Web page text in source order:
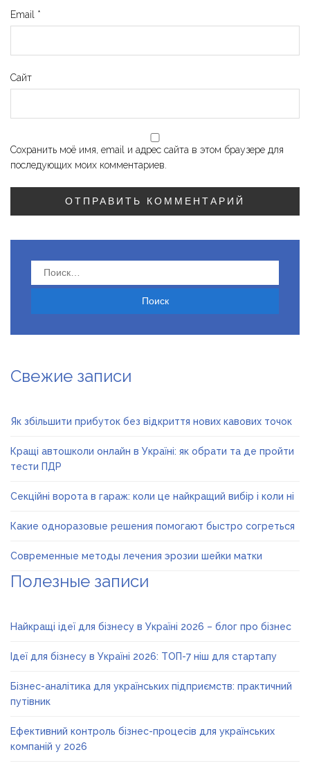
Email *
Сайт
Сохранить моё имя, email и адрес сайта в этом браузере для
последующих моих комментариев.
Найти:
Свежие записи
Як збільшити прибуток без відкриття нових кавових точок
Кращі автошколи онлайн в Україні: як обрати та де пройти
тести ПДР
Секційні ворота в гараж: коли це найкращий вибір і коли ні
Какие одноразовые решения помогают быстро согреться
Современные методы лечения эрозии шейки матки
Полезные записи
Найкращі ідеї для бізнесу в Україні 2026 – блог про бізнес
Ідеї для бізнесу в Україні 2026: ТОП-7 ніш для стартапу
Бізнес-аналітика для українських підприємств: практичний
путівник
Ефективний контроль бізнес-процесів для українських
компаній у 2026